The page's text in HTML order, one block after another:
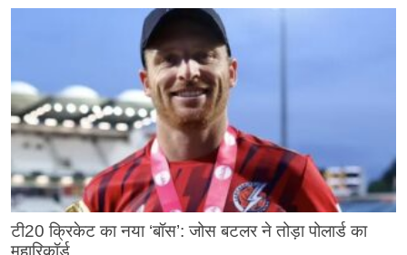
टी20 क्रिकेट का नया ‘बॉस’: जोस बटलर ने तोड़ा पोलार्ड का
महारिकॉर्ड